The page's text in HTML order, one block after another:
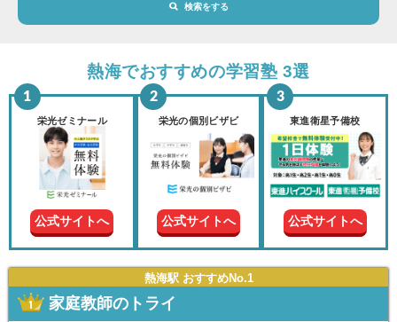
検索をする
地域・駅 熱海駅
選択されていません
市区町村 選択されていません 変更
現在の
学年
授業形
式
この条件で絞り込む
熱海でおすすめの学習塾 3選
栄光ゼミナール
公式サイトへ
栄光の個別ビザビ
公式サイトへ
東進衛星予備校
公式サイトへ
熱海駅 おすすめNo.1
家庭教師のトライ